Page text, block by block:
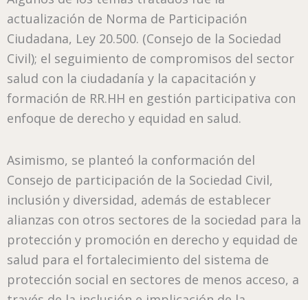
actualización de Norma de Participación
Ciudadana, Ley 20.500. (Consejo de la Sociedad
Civil); el seguimiento de compromisos del sector
salud con la ciudadanía y la capacitación y
formación de RR.HH en gestión participativa con
enfoque de derecho y equidad en salud.
Asimismo, se planteó la conformación del
Consejo de participación de la Sociedad Civil,
inclusión y diversidad, además de establecer
alianzas con otros sectores de la sociedad para la
protección y promoción en derecho y equidad de
salud para el fortalecimiento del sistema de
protección social en sectores de menos acceso, a